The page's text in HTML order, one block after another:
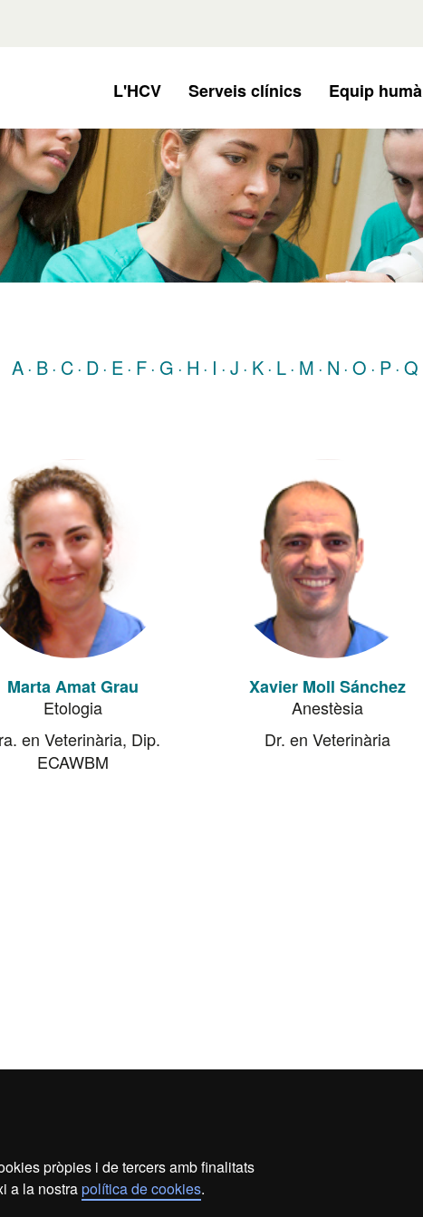
pròpies i de tercers amb finalitats
a la nostrapolítica de cookies.
L'HCV Serveis clínics Equip humà
A B C D E F G H I J K L M N O P Q
Marta Amat Grau
Etologia
en Veterinària, Dip.
ECAWBM
Xavier Moll Sánchez
Anestèsia
Dr. en Veterinària